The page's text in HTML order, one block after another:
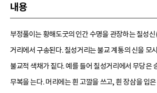
내용
부정풀이는 황해도굿의 인간 수명을 관장하는 칠성
거리에서 구송된다. 칠성거리는 불교 계통의 신을 모
불교적 색채가 짙다. 예를 들어 칠성거리에서 무당은
무복을 는다. 머리에는 흰 고깔을 쓰고, 흰 장삼을 입